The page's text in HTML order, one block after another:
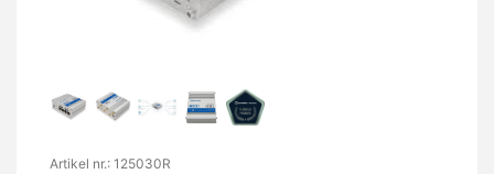
Artikel nr.: 125030R